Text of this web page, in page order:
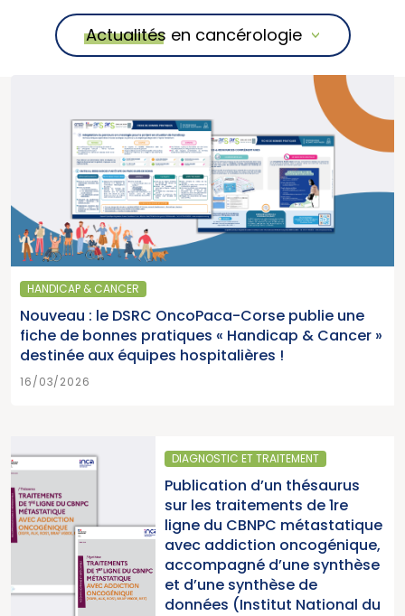
Actualités en cancérologie
HANDICAP & CANCER
Nouveau : le DSRC OncoPaca-Corse publie une
fiche de bonnes pratiques « Handicap & Cancer »
destinée aux équipes hospitalières !
16/03/2026
TRAITEMENT
thésaurus
de 1re
métastatique
oncogénique,
d’une synthèse
de
National du
SANTÉ PUBLIQUE
Parution du
2025 « Une
pour la lutte
cancers »
du Cancer)
15/07/2026